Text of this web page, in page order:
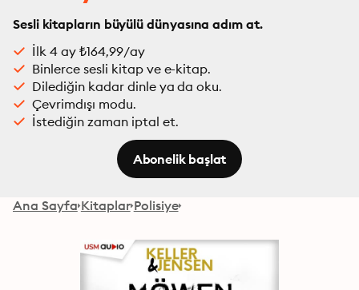
Sesli kitapların büyülü dünyasına adım at.
İlk 4 ay ₺164,99/ay
Binlerce sesli kitap ve e-kitap.
Dilediğin kadar dinle ya da oku.
Çevrimdışı modu.
İstediğin zaman iptal et.
Abonelik başlat
Ana Sayfa Kitaplar Polisiye